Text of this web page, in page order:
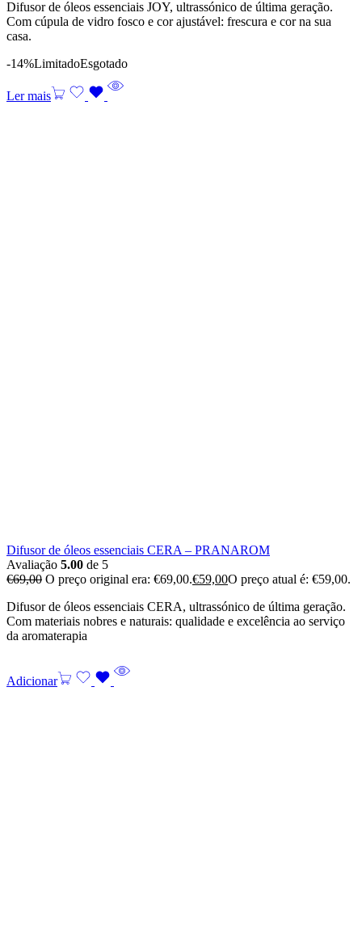
Difusor de óleos essenciais JOY, ultrassónico de última geração.
Com cúpula de vidro fosco e cor ajustável: frescura e cor na sua
casa.
-14%LimitadoEsgotado
Ler mais
Difusor de óleos essenciais CERA – PRANAROM
Avaliação 5.00 de 5
€69,00 O preço original era: €69,00.€59,00O preço atual é: €59,00.
Difusor de óleos essenciais CERA, ultrassónico de última geração.
Com materiais nobres e naturais: qualidade e excelência ao serviço
da aromaterapia
Adicionar